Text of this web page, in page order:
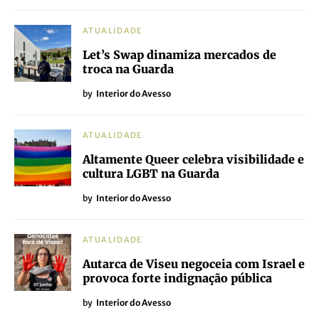
ATUALIDADE
Let’s Swap dinamiza mercados de
troca na Guarda
by Interior do Avesso
ATUALIDADE
Altamente Queer celebra visibilidade e
cultura LGBT na Guarda
by Interior do Avesso
ATUALIDADE
Autarca de Viseu negoceia com Israel e
provoca forte indignação pública
by Interior do Avesso